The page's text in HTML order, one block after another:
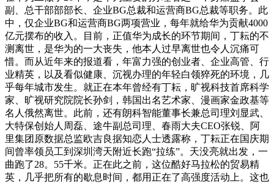
副、总干部部部长、企业BG总裁和运营商BG总裁等职务。此
中，仅企业BG和运营商BG两项营业，每年就给华为贡献4000
亿元摆布的收入。目前，正值华为成长的环节期间，丁耘的不
测离世，是华为的一大丧失，他本人过早离世也令人沉痛可
惜。而从近年来的报道看，年富力强的创业者、企业高管、行
业精英，以及看似健康、沉视办理的年轻白领猝死的环境，几
乎每年城市发生。就正在本年曾经有丁耘，旷视科技首席科学
家、旷视研究院院长孙剑，韩国出名艺术家、漫画家金政基等
名人俄然离世。此前，还有朗科智能董事长兼总司理刘显武、
大特保创始人周磊、途牛副总司理、春雨大夫CEO张锐、阿
里集团原数据总监欧吉良据知恋人士透露称，丁耘正在国庆期
间曾率领员工到深圳湾天附近长跑“拉练”。天没亮就出发，一
曲跑了28。55千米。正在此之前，这位酷好马拉松的贸易精
英，几乎把所有的歇息时间，都用正在了高强度活动上。这也